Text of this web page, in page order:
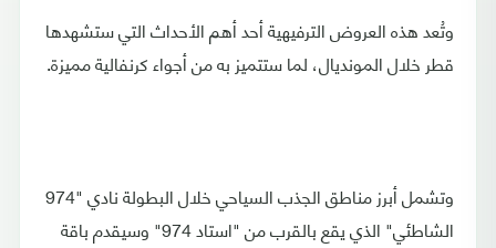
وتُعد هذه العروض الترفيهية أحد أهم الأحداث التي ستشهدها
قطر خلال المونديال، لما ستتميز به من أجواء كرنفالية مميزة.
وتشمل أبرز مناطق الجذب السياحي خلال البطولة نادي "974
الشاطئي" الذي يقع بالقرب من "استاد 974" وسيقدم باقة